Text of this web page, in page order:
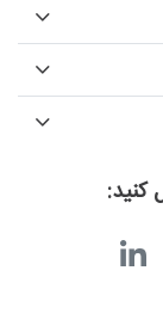
کنید: